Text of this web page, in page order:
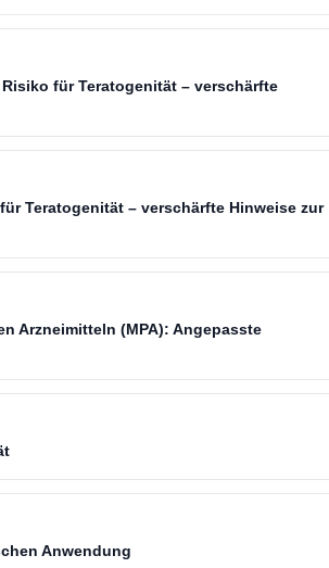
für Teratogenität – verschärfte
Teratogenität – verschärfte Hinweise zur
Arzneimitteln (MPA): Angepasste
Anwendung